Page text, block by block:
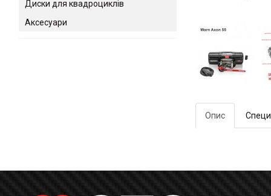
Диски для квадроциклів
Аксесуари
Опис